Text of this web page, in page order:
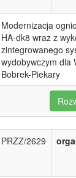
Modernizacja
HA-dk8 wraz z
zintegrowanego
wydobywczym dla
Bobrek-Piekary
PRZZ/2629